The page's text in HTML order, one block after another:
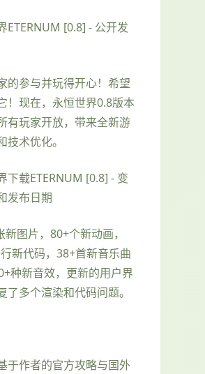
ETERNUM [0.8] - 公开发
的参与并玩得开心！希望
！现在，永恒世界0.8版本
有玩家开放，带来全新游
技术优化。
下载ETERNUM [0.8] - 变
发布日期
新图片，80+个新动画，
新代码，38+首新音乐曲
种新音效，更新的用户界
了多个渲染和代码问题。
于作者的官方攻略与国外